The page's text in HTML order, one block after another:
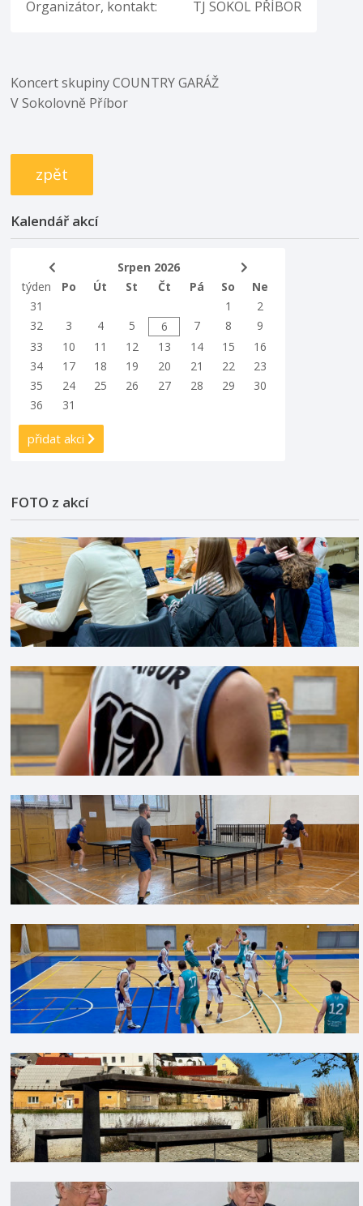
Organizátor, kontakt:
TJ SOKOL PŘÍBOR
Koncert skupiny COUNTRY GARÁŽ
V Sokolovně Příbor
zpět
Kalendář akcí
Srpen 2026
týden
Po Út St Čt Pá So
Ne
31
1
2
32
3 4 5 6 7 8
9
33
10 11 12 13 14 15
16
34
17 18 19 20 21 22
23
35
24 25 26 27 28 29
30
36
31
přidat akci
FOTO z akcí